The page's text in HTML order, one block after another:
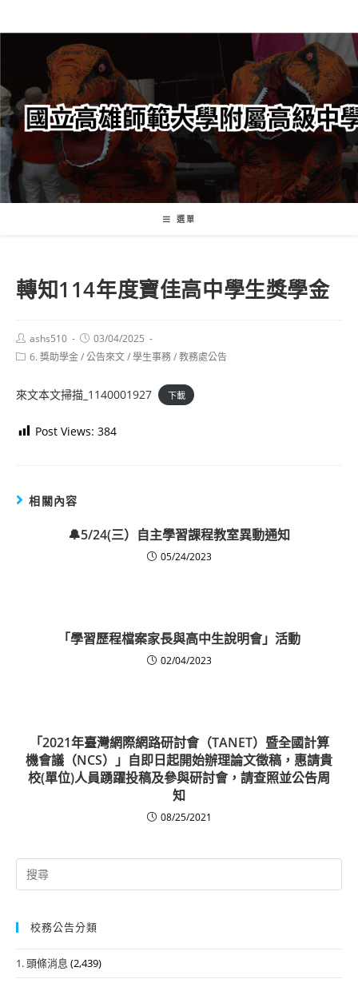
轉
要
內
容
選單
轉知114年度寶佳高中學生獎學金
Post
author:
ashs510
Post
published:
03/04/2025
Post6. 獎助學金/公告來文/學生事務/教務處公告
來文本文掃描_1140001927 下載
Post Views: 384
相關內容
🔔5/24(三）自主學習課程教室異動通知
05/24/2023
「學習歷程檔案家長與高中生說明會」活動
02/04/2023
「2021年臺灣網際網路研討會（TANET）暨全國計算
機會議（NCS）」自即日起開始辦理論文徵稿，惠請貴
校(單位)人員踴躍投稿及參與研討會，請查照並公告周
知
08/25/2021
Search
for:
校務公告分類
1. 頭條消息 (2,439)